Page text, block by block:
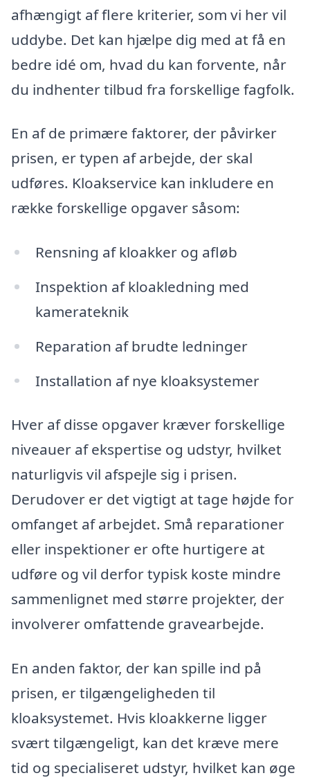
afhængigt af flere kriterier, som vi her vil
uddybe. Det kan hjælpe dig med at få en
bedre idé om, hvad du kan forvente, når
du indhenter tilbud fra forskellige fagfolk.
En af de primære faktorer, der påvirker
prisen, er typen af arbejde, der skal
udføres. Kloakservice kan inkludere en
række forskellige opgaver såsom:
Rensning af kloakker og afløb
Inspektion af kloakledning med
kamerateknik
Reparation af brudte ledninger
Installation af nye kloaksystemer
Hver af disse opgaver kræver forskellige
niveauer af ekspertise og udstyr, hvilket
naturligvis vil afspejle sig i prisen.
Derudover er det vigtigt at tage højde for
omfanget af arbejdet. Små reparationer
eller inspektioner er ofte hurtigere at
udføre og vil derfor typisk koste mindre
sammenlignet med større projekter, der
involverer omfattende gravearbejde.
En anden faktor, der kan spille ind på
prisen, er tilgængeligheden til
kloaksystemet. Hvis kloakkerne ligger
svært tilgængeligt, kan det kræve mere
tid og specialiseret udstyr, hvilket kan øge